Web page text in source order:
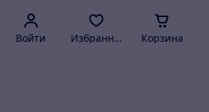
Войти Избранное Корзина